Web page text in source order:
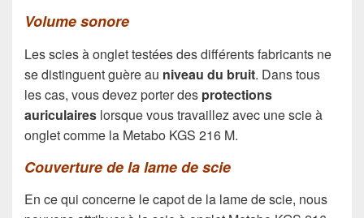
Volume sonore
Les scies à onglet testées des différents fabricants ne
se distinguent guère au niveau du bruit. Dans tous
les cas, vous devez porter des protections
auriculaires lorsque vous travaillez avec une scie à
onglet comme la Metabo KGS 216 M.
Couverture de la lame de scie
En ce qui concerne le capot de la lame de scie, nous